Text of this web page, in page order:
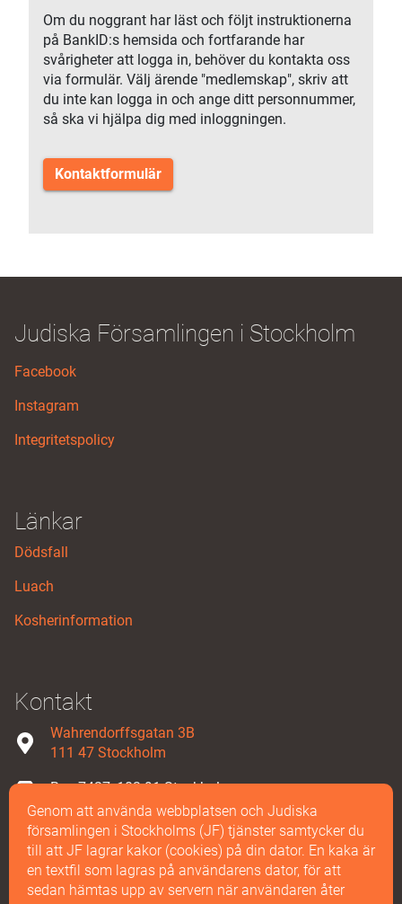
Om du noggrant har läst och följt instruktionerna
på BankID:s hemsida och fortfarande har
svårigheter att logga in, behöver du kontakta oss
via formulär. Välj ärende "medlemskap", skriv att
du inte kan logga in och ange ditt personnummer,
så ska vi hjälpa dig med inloggningen.
Kontaktformulär
Judiska Församlingen i Stockholm
Facebook
Instagram
Integritetspolicy
Länkar
Dödsfall
Luach
Kosherinformation
Kontakt
Wahrendorffsgatan 3B
111 47 Stockholm
Box 7427, 103 91 Stockholm
08-587 858 00
Maila oss
Genom att använda webbplatsen och Judiska
församlingen i Stockholms (JF) tjänster samtycker du
till att JF lagrar kakor (cookies) på din dator. En kaka är
en textfil som lagras på användarens dator, för att
sedan hämtas upp av servern när användaren åter